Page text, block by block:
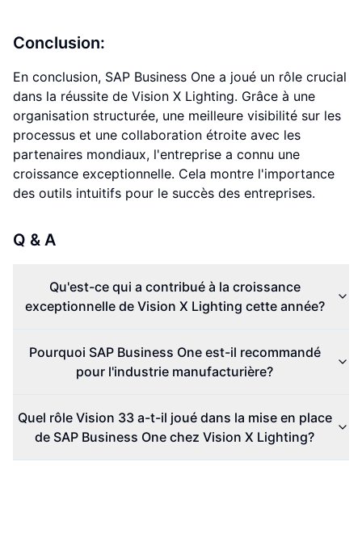
Conclusion:
En conclusion, SAP Business One a joué un rôle crucial
dans la réussite de Vision X Lighting. Grâce à une
organisation structurée, une meilleure visibilité sur les
processus et une collaboration étroite avec les
partenaires mondiaux, l'entreprise a connu une
croissance exceptionnelle. Cela montre l'importance
des outils intuitifs pour le succès des entreprises.
Q & A
Qu'est-ce qui a contribué à la croissance
exceptionnelle de Vision X Lighting cette année?
Pourquoi SAP Business One est-il recommandé
pour l'industrie manufacturière?
Quel rôle Vision 33 a-t-il joué dans la mise en place
de SAP Business One chez Vision X Lighting?